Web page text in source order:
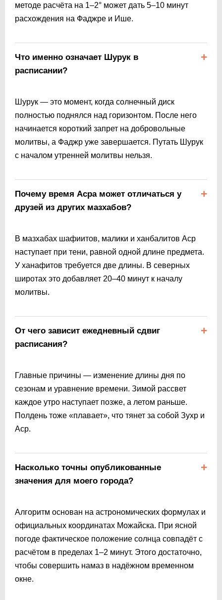
методе расчёта на 1–2° может дать 5–10 минут
расхождения на Фаджре и Ише.
Что именно означает Шурук в
расписании?
Шурук — это момент, когда солнечный диск
полностью поднялся над горизонтом. После него
начинается короткий запрет на добровольные
молитвы, а Фаджр уже завершается. Путать Шурук
с началом утренней молитвы нельзя.
Почему время Асра может отличаться у
друзей из других мазхабов?
В мазхабах шафиитов, малики и ханбалитов Аср
наступает при тени, равной одной длине предмета.
У ханафитов требуется две длины. В северных
широтах это добавляет 20–40 минут к началу
молитвы.
От чего зависит ежедневный сдвиг
расписания?
Главные причины — изменение длины дня по
сезонам и уравнение времени. Зимой рассвет
каждое утро наступает позже, а летом раньше.
Полдень тоже «плавает», что тянет за собой Зухр и
Аср.
Насколько точны опубликованные
значения для моего города?
Алгоритм основан на астрономических формулах и
официальных координатах Можайска. При ясной
погоде фактическое положение солнца совпадёт с
расчётом в пределах 1–2 минут. Этого достаточно,
чтобы совершить намаз в надёжном временном
окне.